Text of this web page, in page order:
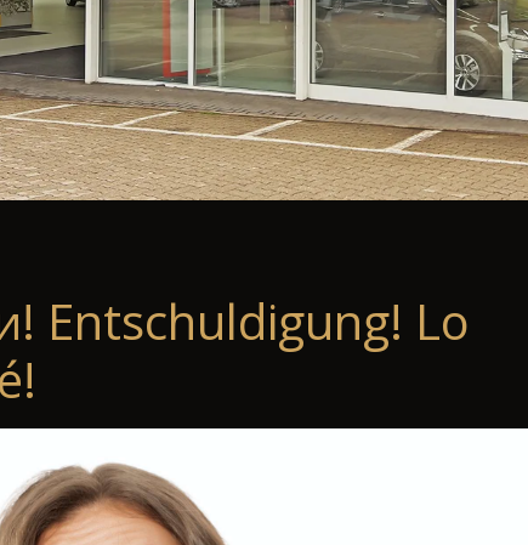
Entschuldigung! Lo